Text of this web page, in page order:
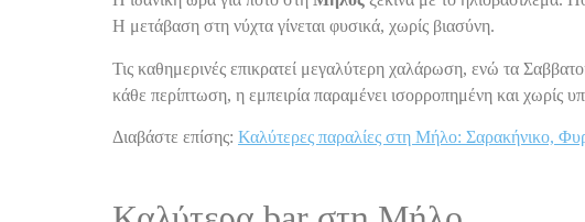
Η μετάβαση στη νύχτα γίνεται φυσικά, χωρίς βιασύνη.
Τις καθημερινές επικρατεί μεγαλύτερη χαλάρωση, ενώ τα
κάθε περίπτωση, η εμπειρία παραμένει ισορροπημένη και χωρίς
Διαβάστε επίσης: Καλύτερες παραλίες στη Μήλο: Σαρακήνικο,